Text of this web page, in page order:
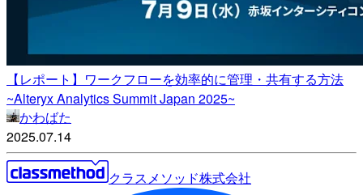
【レポート】ワークフローを効率的に管理・共有する方法
~Alteryx Analytics Summit Japan 2025~
かわばた
2025.07.14
クラスメソッド株式会社